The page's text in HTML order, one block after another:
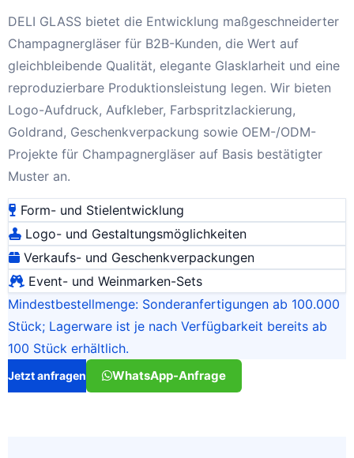
DELI GLASS bietet die Entwicklung maßgeschneiderter
Champagnergläser für B2B-Kunden, die Wert auf
gleichbleibende Qualität, elegante Glasklarheit und eine
reproduzierbare Produktionsleistung legen. Wir bieten
Logo-Aufdruck, Aufkleber, Farbspritzlackierung,
Goldrand, Geschenkverpackung sowie OEM-/ODM-
Projekte für Champagnergläser auf Basis bestätigter
Muster an.
Form- und Stielentwicklung
Logo- und Gestaltungsmöglichkeiten
Verkaufs- und Geschenkverpackungen
Event- und Weinmarken-Sets
Mindestbestellmenge: Sonderanfertigungen ab 100.000
Stück; Lagerware ist je nach Verfügbarkeit bereits ab
100 Stück erhältlich.
Jetzt anfragen WhatsApp-Anfrage